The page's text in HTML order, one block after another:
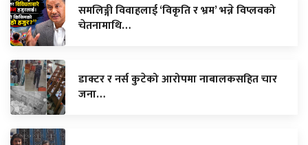
समलिङ्गी विवाहलाई ‘विकृति र भ्रम’ भन्ने विप्लवको
चेतनामाथि…
डाक्टर र नर्स कुटेको आरोपमा नाबालकसहित चार
जना…